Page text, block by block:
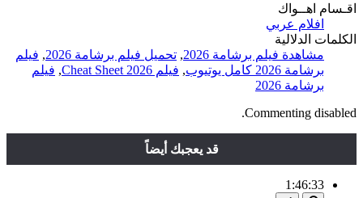
اقـسام اهــواك
افلام عربي
الكلمات الدلالية
مشاهدة فيلم برشامة 2026
, تحميل فيلم برشامة 2026 , فيلم
برشامة 2026 كامل يوتيوب
, فيلم Cheat Sheet 2026 , فيلم
برشامة 2026
Commenting disabled.
قد يعجبك أيضاً
1:46:33